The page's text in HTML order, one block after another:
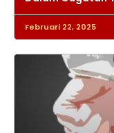
Februari 22, 2025